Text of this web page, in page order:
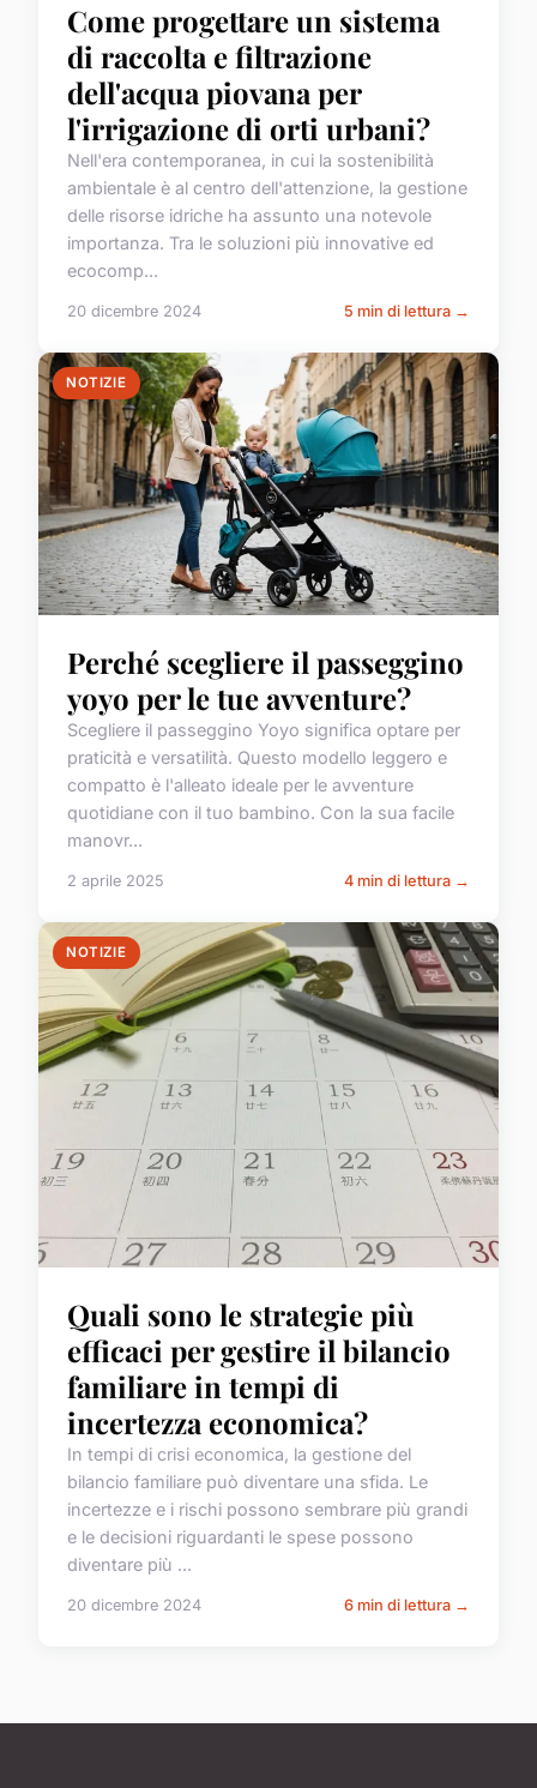
Come progettare un sistema
di raccolta e filtrazione
dell'acqua piovana per
l'irrigazione di orti urbani?
Nell'era contemporanea, in cui la sostenibilità
ambientale è al centro dell'attenzione, la gestione
delle risorse idriche ha assunto una notevole
importanza. Tra le soluzioni più innovative ed
ecocomp...
20 dicembre 2024 5 min di lettura →
NOTIZIE
Perché scegliere il passeggino
yoyo per le tue avventure?
Scegliere il passeggino Yoyo significa optare per
praticità e versatilità. Questo modello leggero e
compatto è l'alleato ideale per le avventure
quotidiane con il tuo bambino. Con la sua facile
manovr...
2 aprile 2025 4 min di lettura →
NOTIZIE
Quali sono le strategie più
efficaci per gestire il bilancio
familiare in tempi di
incertezza economica?
In tempi di crisi economica, la gestione del
bilancio familiare può diventare una sfida. Le
incertezze e i rischi possono sembrare più grandi
e le decisioni riguardanti le spese possono
diventare più ...
20 dicembre 2024 6 min di lettura →